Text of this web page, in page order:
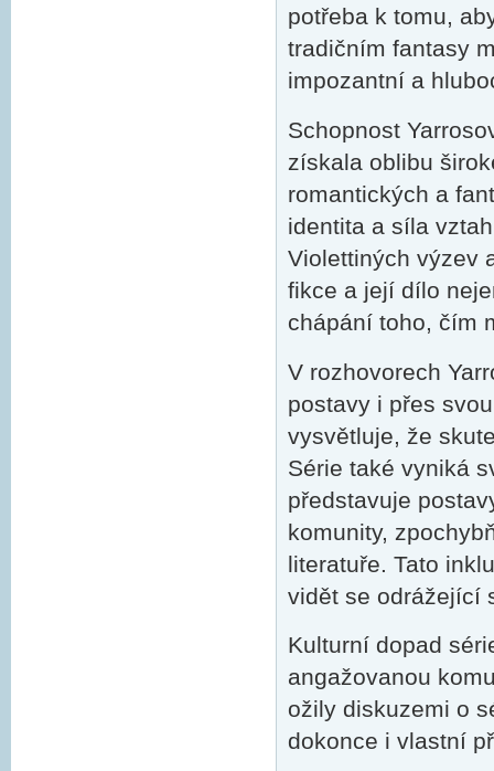
potřeba k tomu,
tradičním fantasy
impozantní a
Schopnost
získala oblibu
romantických a
identita a síla
Violettiných výzev
fikce a její dílo
chápání toho, čím
V rozhovorech
postavy i přes
vysvětluje, že
Série také vyniká
představuje
komunity,
literatuře. Tato
vidět se odrážející
Kulturní dopad
angažovanou
ožily diskuzemi o
dokonce i vlastní